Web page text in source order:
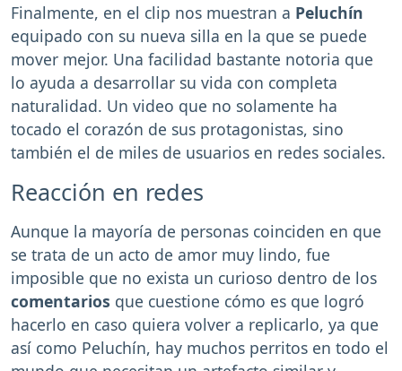
Finalmente, en el clip nos muestran a Peluchín
equipado con su nueva silla en la que se puede
mover mejor. Una facilidad bastante notoria que
lo ayuda a desarrollar su vida con completa
naturalidad. Un video que no solamente ha
tocado el corazón de sus protagonistas, sino
también el de miles de usuarios en redes sociales.
Reacción en redes
Aunque la mayoría de personas coinciden en que
se trata de un acto de amor muy lindo, fue
imposible que no exista un curioso dentro de los
comentarios que cuestione cómo es que logró
hacerlo en caso quiera volver a replicarlo, ya que
así como Peluchín, hay muchos perritos en todo el